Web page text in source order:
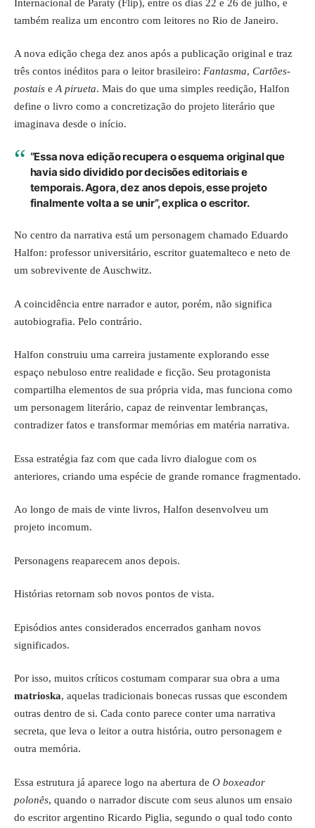
Internacional de Paraty (Flip), entre os dias 22 e 26 de julho, e
também realiza um encontro com leitores no Rio de Janeiro.
A nova edição chega dez anos após a publicação original e traz
três contos inéditos para o leitor brasileiro: Fantasma, Cartões-
postais e A pirueta. Mais do que uma simples reedição, Halfon
define o livro como a concretização do projeto literário que
imaginava desde o início.
“Essa nova edição recupera o esquema original que
havia sido dividido por decisões editoriais e
temporais. Agora, dez anos depois, esse projeto
finalmente volta a se unir”, explica o escritor.
No centro da narrativa está um personagem chamado Eduardo
Halfon: professor universitário, escritor guatemalteco e neto de
um sobrevivente de Auschwitz.
A coincidência entre narrador e autor, porém, não significa
autobiografia. Pelo contrário.
Halfon construiu uma carreira justamente explorando esse
espaço nebuloso entre realidade e ficção. Seu protagonista
compartilha elementos de sua própria vida, mas funciona como
um personagem literário, capaz de reinventar lembranças,
contradizer fatos e transformar memórias em matéria narrativa.
Essa estratégia faz com que cada livro dialogue com os
anteriores, criando uma espécie de grande romance fragmentado.
Ao longo de mais de vinte livros, Halfon desenvolveu um
projeto incomum.
Personagens reaparecem anos depois.
Histórias retornam sob novos pontos de vista.
Episódios antes considerados encerrados ganham novos
significados.
Por isso, muitos críticos costumam comparar sua obra a uma
matrioska, aquelas tradicionais bonecas russas que escondem
outras dentro de si. Cada conto parece conter uma narrativa
secreta, que leva o leitor a outra história, outro personagem e
outra memória.
Essa estrutura já aparece logo na abertura de O boxeador
polonês, quando o narrador discute com seus alunos um ensaio
do escritor argentino Ricardo Piglia, segundo o qual todo conto